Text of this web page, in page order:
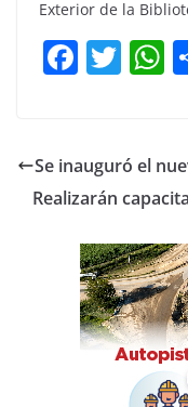
Exterior de la
F
e
b
o
k
T
er s
A
p
Se inauguró el
Realizarán